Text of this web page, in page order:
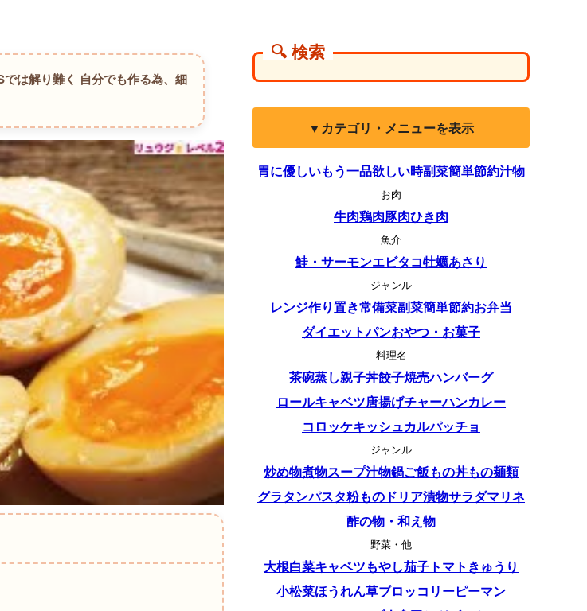
では解り難く 自分でも作る為、細
🔍 検索
▼カテゴリ・メニューを表示
胃に優しいもう一品欲しい時副菜簡単節約汁物
お肉
牛肉鶏肉豚肉ひき肉
魚介
鮭・サーモンエビタコ牡蠣あさり
ジャンル
レンジ作り置き常備菜副菜簡単節約お弁当
ダイエットパンおやつ・お菓子
料理名
茶碗蒸し親子丼餃子焼売ハンバーグ
ロールキャベツ唐揚げチャーハンカレー
コロッケキッシュカルパッチョ
ジャンル
炒め物煮物スープ汁物鍋ご飯もの丼もの麺類
グラタンパスタ粉もの ドリア漬物サラダマリネ
酢の物・和え物
野菜・他
大根白菜キャベツもやし茄子 トマト きゅうり
小松菜ほうれん草ブロッコリーピーマン